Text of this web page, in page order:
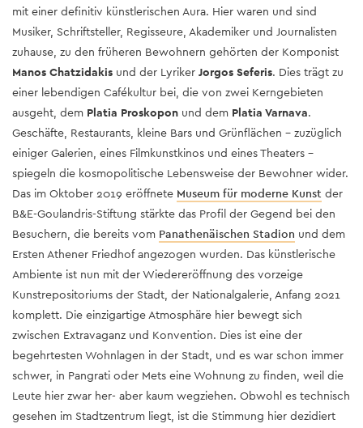
mit einer definitiv künstlerischen Aura. Hier waren und sind
Musiker, Schriftsteller, Regisseure, Akademiker und Journalisten
zuhause, zu den früheren Bewohnern gehörten der Komponist
Manos Chatzidakis und der Lyriker Jorgos Seferis. Dies trägt zu
einer lebendigen Cafékultur bei, die von zwei Kerngebieten
ausgeht, dem Platia Proskopon und dem Platia Varnava.
Geschäfte, Restaurants, kleine Bars und Grünflächen – zuzüglich
einiger Galerien, eines Filmkunstkinos und eines Theaters –
spiegeln die kosmopolitische Lebensweise der Bewohner wider.
Das im Oktober 2019 eröffnete Museum für moderne Kunst der
B&E-Goulandris-Stiftung stärkte das Profil der Gegend bei den
Besuchern, die bereits vom Panathenäischen Stadion und dem
Ersten Athener Friedhof angezogen wurden. Das künstlerische
Ambiente ist nun mit der Wiedereröffnung des vorzeige
Kunstrepositoriums der Stadt, der Nationalgalerie, Anfang 2021
komplett. Die einzigartige Atmosphäre hier bewegt sich
zwischen Extravaganz und Konvention. Dies ist eine der
begehrtesten Wohnlagen in der Stadt, und es war schon immer
schwer, in Pangrati oder Mets eine Wohnung zu finden, weil die
Leute hier zwar her- aber kaum wegziehen. Obwohl es technisch
gesehen im Stadtzentrum liegt, ist die Stimmung hier dezidiert